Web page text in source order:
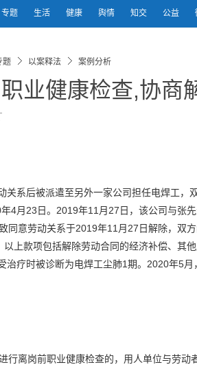
专题 生活 健康 舆情 知交 公益
题 以案释法 案例分析
业健康检查,协商
关系后被派遣至另外一家公司担任电焊工，
4月23日。2019年11月27日，该公司与张
同意劳动关系于2019年11月27日解除，双
上款项包括解除劳动合同的经济补偿、其
治疗时被诊断为电焊工尘肺1期。2020年5月
行离岗前职业健康检查的，用人单位与劳动